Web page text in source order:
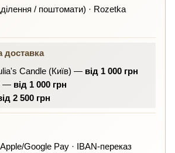
/ поштомати) · Rozetka
доставка
Candle (Київ) — від 1 000 грн
— від 1 000 грн
2 500 грн
Google Pay · IBAN-переказ